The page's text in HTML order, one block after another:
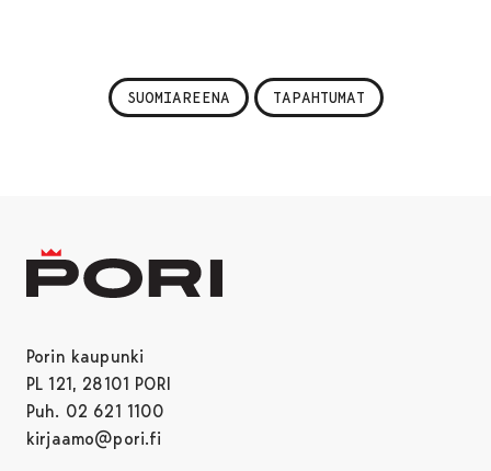
SUOMIAREENA TAPAHTUMAT
Porin kaupunki
PL 121, 28101 PORI
Puh. 02 621 1100
kirjaamo@pori.fi